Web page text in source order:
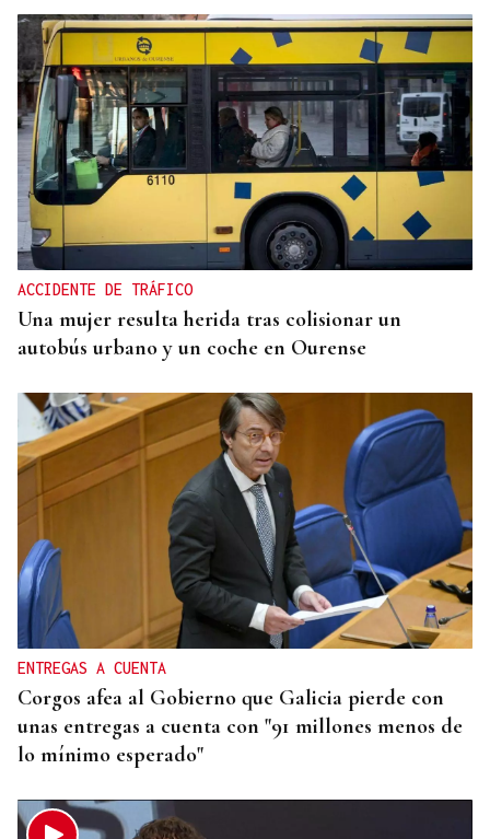
MEDICINA FÍSICA Y REHABILITACIÓN
Lucía Ros Dopico, médico especialista: “Mi sueño
es cambiar el paradigma de la discapacidad
infantil”
ACCIDENTE DE TRÁFICO
Una mujer resulta herida tras colisionar un
autobús urbano y un coche en Ourense
ENTREGAS A CUENTA
Corgos afea al Gobierno que Galicia pierde con
unas entregas a cuenta con "91 millones menos de
lo mínimo esperado"